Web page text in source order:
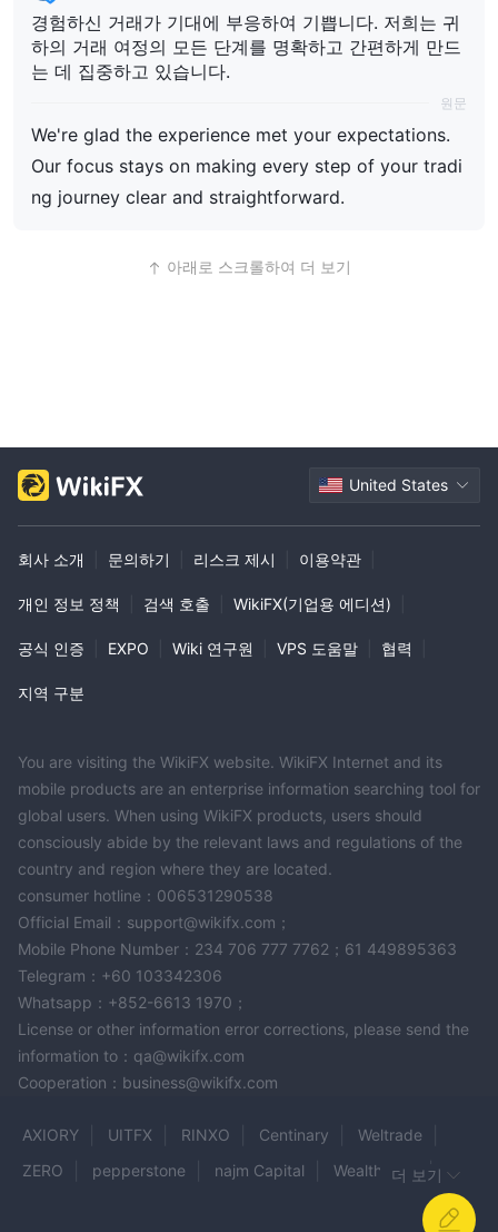
경험하신 거래가 기대에 부응하여 기쁩니다. 저희는 귀
하의 거래 여정의 모든 단계를 명확하고 간편하게 만드
는 데 집중하고 있습니다.
원문
We're glad the experience met your expectations.
Our focus stays on making every step of your tradi
ng journey clear and straightforward.
아래로 스크롤하여 더 보기
United States
회사 소개 문의하기 리스크 제시 이용약관
개인 정보 정책 검색 호출 WikiFX(기업용 에디션)
공식 인증 EXPO Wiki 연구원 VPS 도움말 협력
지역 구분
You are visiting the WikiFX website. WikiFX Internet and its
mobile products are an enterprise information searching tool for
global users. When using WikiFX products, users should
consciously abide by the relevant laws and regulations of the
country and region where they are located.
consumer hotline：006531290538
Official Email：support@wikifx.com；
Mobile Phone Number：234 706 777 7762；61 449895363
Telegram：+60 103342306
Whatsapp：+852-6613 1970；
License or other information error corrections, please send the
information to：qa@wikifx.com
Cooperation：business@wikifx.com
AXIORY UITFX RINXO Centinary
Weltrade
ZERO
pepperstone najm Capital
Wealth Way더 보기